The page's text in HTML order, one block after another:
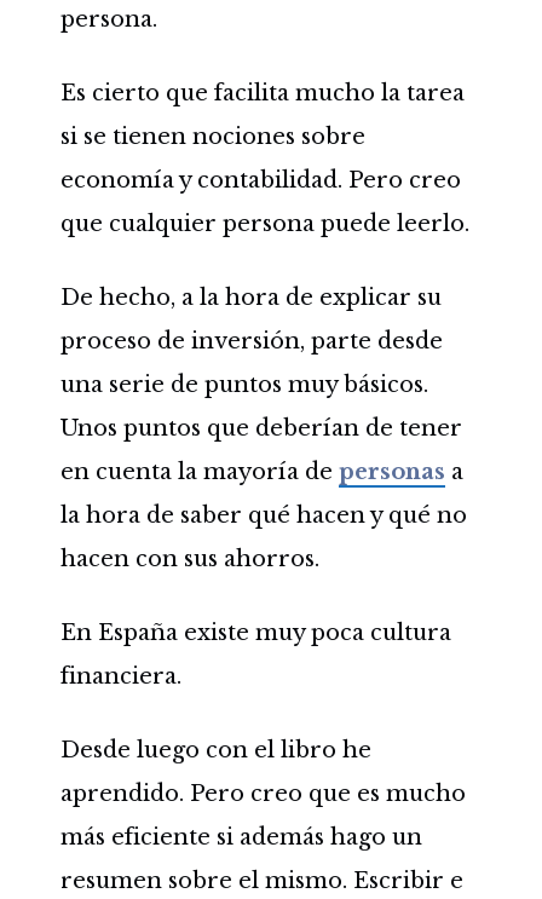
persona.
Es cierto que facilita mucho la tarea
si se tienen nociones sobre
economía y contabilidad. Pero creo
que cualquier persona puede leerlo.
De hecho, a la hora de explicar su
proceso de inversión, parte desde
una serie de puntos muy básicos.
Unos puntos que deberían de tener
en cuenta la mayoría de personas a
la hora de saber qué hacen y qué no
hacen con sus ahorros.
En España existe muy poca cultura
financiera.
Desde luego con el libro he
aprendido. Pero creo que es mucho
más eficiente si además hago un
resumen sobre el mismo. Escribir e